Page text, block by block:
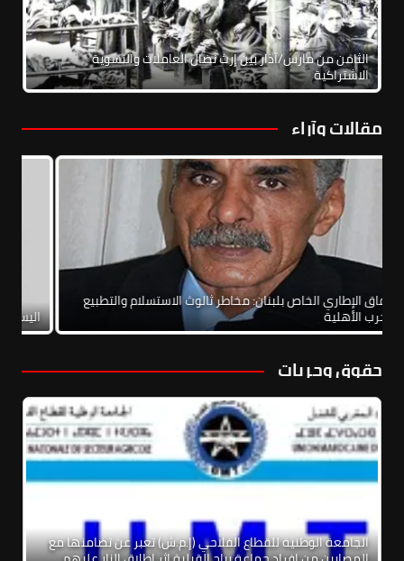
الثامن من مارس/آذار بين إرث نضال العاملات والنسوية
الاشتراكية
مقالات وآراء
الاتفاق الإطاري الخاص بلبنان: مخاطر ثالوث الاستسلام والتطبيع
والحرب الأهلية
حقوق وحريات
الجامعة الوطنية للقطاع الفلاحي (إ.م.ش) تعبر عن تضامنها مع